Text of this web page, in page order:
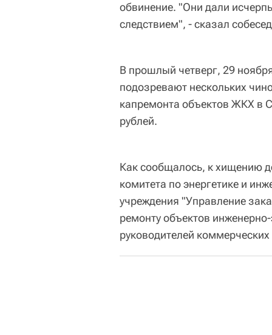
обвинение. "Они дали
следствием", - сказал
В прошлый четверг, 29
подозревают нескольких
капремонта объектов ЖКХ в
рублей.
Как сообщалось, к хищению
комитета по энергетике и
учреждения "Управление
ремонту объектов
руководителей